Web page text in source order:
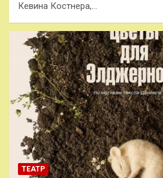
Кевина Костнера,…
ТЕАТР